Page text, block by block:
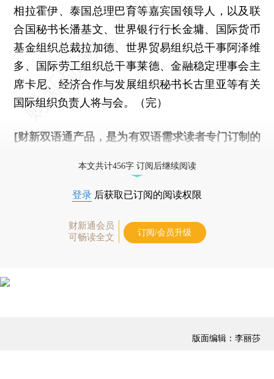
相拉霍伊、泰国总理巴育等嘉宾国领导人，以及联
合国秘书长潘基文、世界银行行长金墉、国际货币
基金组织总裁拉加德、世界贸易组织总干事阿泽维
多、国际劳工组织总干事莱德、金融稳定理事会主
席卡尼、经济合作与发展组织秘书长古里亚等有关
国际组织负责人将与会。（完）
[财新双语通产品，是为有双语需求读者专门订制的
本文共计456字 订阅后继续阅读
登录 后获取已订阅的阅读权限
财新通会员
可畅读全文
订阅/会员升级
版面编辑：李丽莎